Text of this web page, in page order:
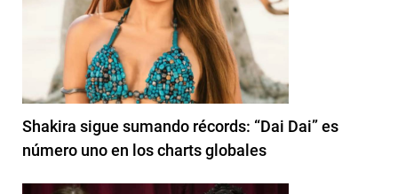
Shakira sigue sumando récords: “Dai Dai” es
número uno en los charts globales